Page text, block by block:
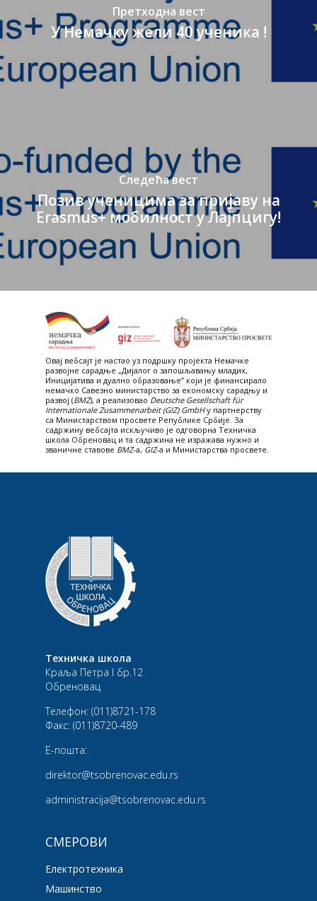
Претходна вест
У Немачку жели 40 ученика !
Следећа вест
Позив ученицима за пријаву на
Erasmus+ мобилност у Лајпцигу!
Овај вебсајт je настао уз подршку пројекта Немачке
развојне сарадње „Дијалог о запошљавању младих,
Иницијатива и дуално образовање” који је финансирало
немачко Савезно министарство за економску сарадњу и
развој (BMZ), а реализовао Deutsche Gesellschaft für
Internationale Zusammenarbeit (GIZ) GmbHу партнерству
са Министарством просвете Републике Србије. За
садржину вебсајта искључиво је одговорна Техничка
школа Обреновац и та садржина не изражава нужно и
званичне ставове BMZ-а, GIZ-a и Министарства просвете.
Техничка школа
Краља Петра I бр.12
Обреновац
Телефон: (011)8721-178
Факс: (011)8720-489
Е-пошта:
direktor@tsobrenovac.edu.rs
administracija@tsobrenovac.edu.rs
СМЕРОВИ
Електротехника
Машинство